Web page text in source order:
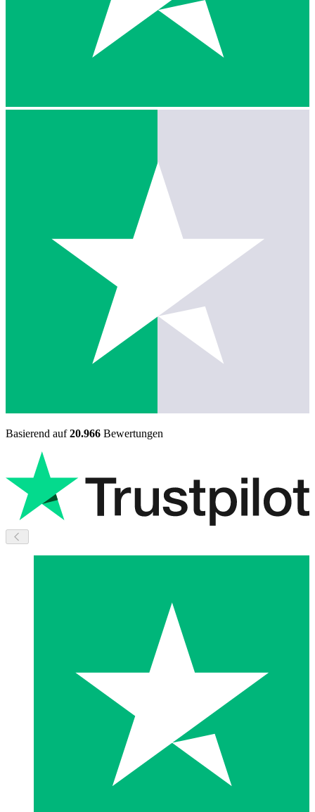
Basierend auf20.966 Bewertungen